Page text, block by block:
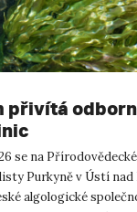
přivítá
se na
Purkyně v Ústí nad
algologické